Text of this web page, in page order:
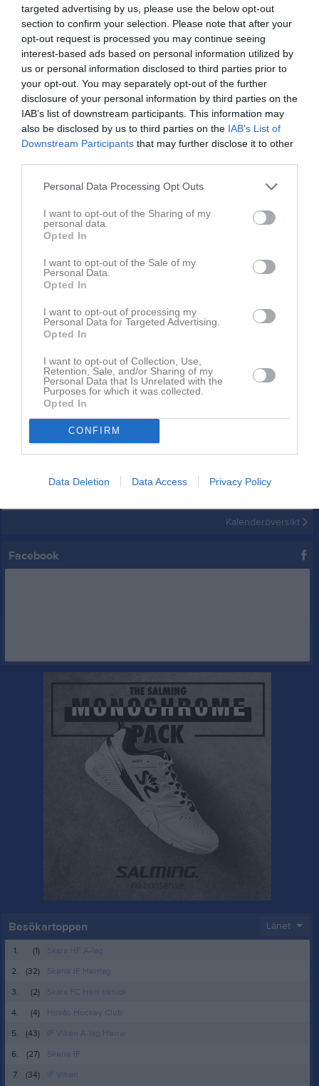
targeted advertising by us, please use the below opt-out
section to confirm your selection. Please note that after your
opt-out request is processed you may continue seeing
interest-based ads based on personal information utilized by
us or personal information disclosed to third parties prior to
your opt-out. You may separately opt-out of the further
disclosure of your personal information by third parties on the
IAB’s list of downstream participants. This information may
also be disclosed by us to third parties on the IAB’s List of
Downstream Participants that may further disclose it to other
Personal Data Processing Opt Outs
I want to opt-out of the Sharing of my
personal data.
Opted In
I want to opt-out of the Sale of my
Personal Data.
Opted In
I want to opt-out of processing my
Personal Data for Targeted Advertising.
Opted In
I want to opt-out of Collection, Use,
Retention, Sale, and/or Sharing of my
Personal Data that Is Unrelated with the
Purposes for which it was collected.
Opted In
CONFIRM
Data Deletion Data Access Privacy Policy
Senast uppladdade video
Ingen video uppladdad
Logga in och ladda upp ert första klipp
Senast uppdaterade album
Inget album finns skapat
Logga in som administratör och skapa ert första album
På gång Kalender
Inga kommande aktiviteter
Kalenderöversikt
Facebook
Besökartoppen Länet
1. (1)
Skara HF A-lag
2.
(32)
Skene IF Herrlag
3.
(2)
Skara FC Herr senior
4.
(4)
Hovås Hockey Club
5.
(43)
IF Viken A-lag Herrar
6.
(27)
Skene IF
7.
(34) IF Viken